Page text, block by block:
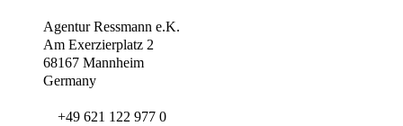
Agentur Ressmann e.K.
Am Exerzierplatz 2
68167 Mannheim
Germany
+49 621 122 977 0